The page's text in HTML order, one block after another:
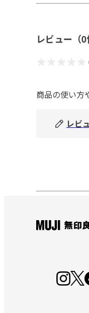
レビュー（0
商品の使い方
レビ